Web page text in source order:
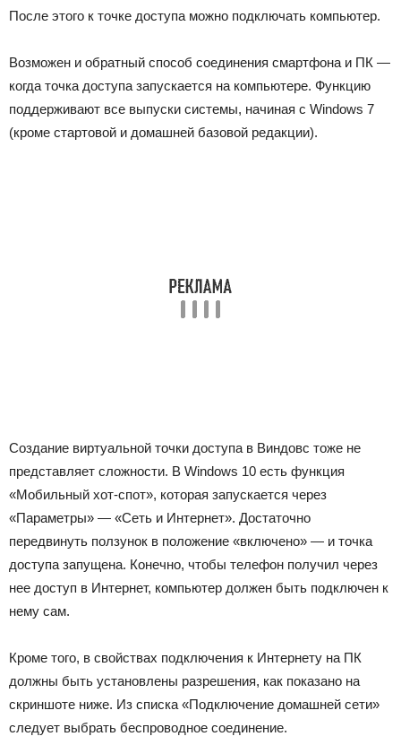
После этого к точке доступа можно подключать компьютер.
Возможен и обратный способ соединения смартфона и ПК —
когда точка доступа запускается на компьютере. Функцию
поддерживают все выпуски системы, начиная с Windows 7
(кроме стартовой и домашней базовой редакции).
Создание виртуальной точки доступа в Виндовс тоже не
представляет сложности. В Windows 10 есть функция
«Мобильный хот-спот», которая запускается через
«Параметры» — «Сеть и Интернет». Достаточно
передвинуть ползунок в положение «включено» — и точка
доступа запущена. Конечно, чтобы телефон получил через
нее доступ в Интернет, компьютер должен быть подключен к
нему сам.
Кроме того, в свойствах подключения к Интернету на ПК
должны быть установлены разрешения, как показано на
скриншоте ниже. Из списка «Подключение домашней сети»
следует выбрать беспроводное соединение.